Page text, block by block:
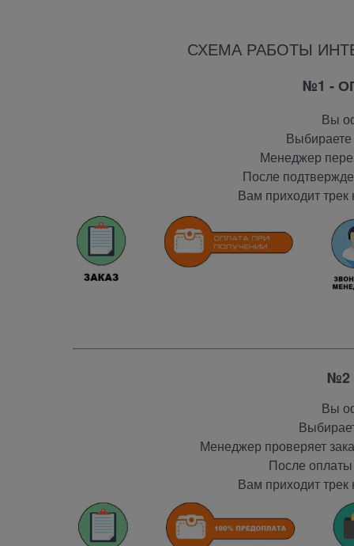
СХЕМА РАБОТЫ
№1 -
Вы
Менеджер
После
Вам приходит
№2
Вы
Менеджер проверяет
После
Вам приходит